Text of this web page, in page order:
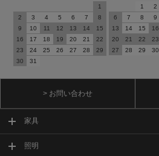
1
2
3 4 5 6 7
8
9
10 11 12 13 14
15
16
17 18 19 20 21
22
23
24 25 26 27 28
29
30
31
1
2
6
7 8 9
13
14 15 16
20
21 22 23
27
28 29 30
> お問い合わせ
家具
照明